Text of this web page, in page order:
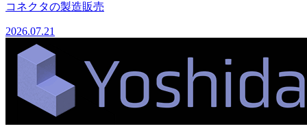
コネクタの製造販売
2026.07.21